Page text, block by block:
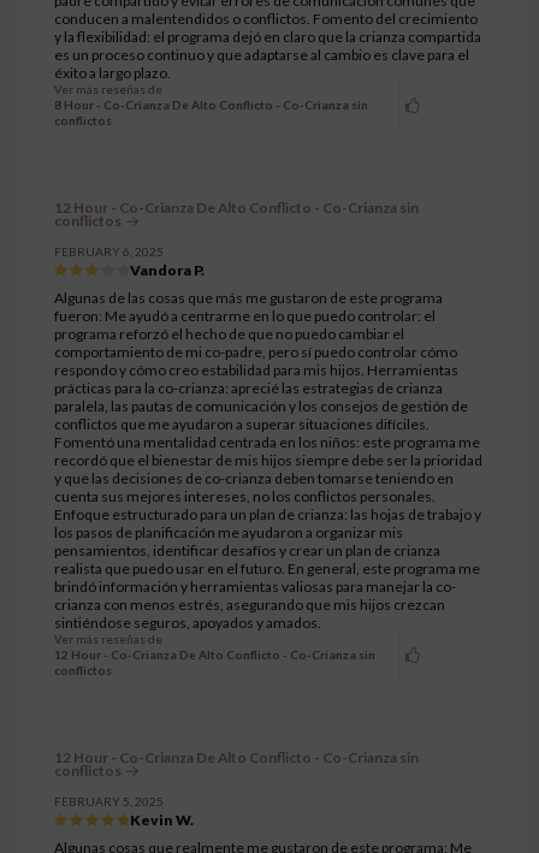
conducen a malentendidos o conflictos. Fomento del crecimiento
y la flexibilidad: el programa dejó en claro que la crianza compartida
es un proceso continuo y que adaptarse al cambio es clave para el
éxito a largo plazo.
Ver más reseñas de
8 Hour - Co-Crianza De Alto Conflicto - Co-Crianza sin
conflictos
12 Hour - Co-Crianza De Alto Conflicto - Co-Crianza sin
conflictos
FEBRUARY 6, 2025
Vandora P.
Algunas de las cosas que más me gustaron de este programa
fueron: Me ayudó a centrarme en lo que puedo controlar: el
programa reforzó el hecho de que no puedo cambiar el
comportamiento de mi co-padre, pero sí puedo controlar cómo
respondo y cómo creo estabilidad para mis hijos. Herramientas
prácticas para la co-crianza: aprecié las estrategias de crianza
paralela, las pautas de comunicación y los consejos de gestión de
conflictos que me ayudaron a superar situaciones difíciles.
Fomentó una mentalidad centrada en los niños: este programa me
recordó que el bienestar de mis hijos siempre debe ser la prioridad
y que las decisiones de co-crianza deben tomarse teniendo en
cuenta sus mejores intereses, no los conflictos personales.
Enfoque estructurado para un plan de crianza: las hojas de trabajo y
los pasos de planificación me ayudaron a organizar mis
pensamientos, identificar desafíos y crear un plan de crianza
realista que puedo usar en el futuro. En general, este programa me
brindó información y herramientas valiosas para manejar la co-
crianza con menos estrés, asegurando que mis hijos crezcan
sintiéndose seguros, apoyados y amados.
Ver más reseñas de
12 Hour - Co-Crianza De Alto Conflicto - Co-Crianza sin
conflictos
12 Hour - Co-Crianza De Alto Conflicto - Co-Crianza sin
conflictos
FEBRUARY 5, 2025
Kevin W.
Algunas cosas que realmente me gustaron de este programa: Me